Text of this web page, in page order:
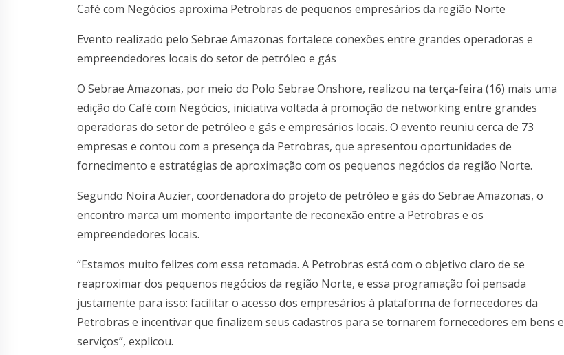
Café com Negócios aproxima Petrobras de pequenos empresários da região Norte
Evento realizado pelo Sebrae Amazonas fortalece conexões entre grandes operadoras e
empreendedores locais do setor de petróleo e gás
O Sebrae Amazonas, por meio do Polo Sebrae Onshore, realizou na terça-feira (16) mais uma
edição do Café com Negócios, iniciativa voltada à promoção de networking entre grandes
operadoras do setor de petróleo e gás e empresários locais. O evento reuniu cerca de 73
empresas e contou com a presença da Petrobras, que apresentou oportunidades de
fornecimento e estratégias de aproximação com os pequenos negócios da região Norte.
Segundo Noira Auzier, coordenadora do projeto de petróleo e gás do Sebrae Amazonas, o
encontro marca um momento importante de reconexão entre a Petrobras e os
empreendedores locais.
“Estamos muito felizes com essa retomada. A Petrobras está com o objetivo claro de se
reaproximar dos pequenos negócios da região Norte, e essa programação foi pensada
justamente para isso: facilitar o acesso dos empresários à plataforma de fornecedores da
Petrobras e incentivar que finalizem seus cadastros para se tornarem fornecedores em bens e
serviços”, explicou.